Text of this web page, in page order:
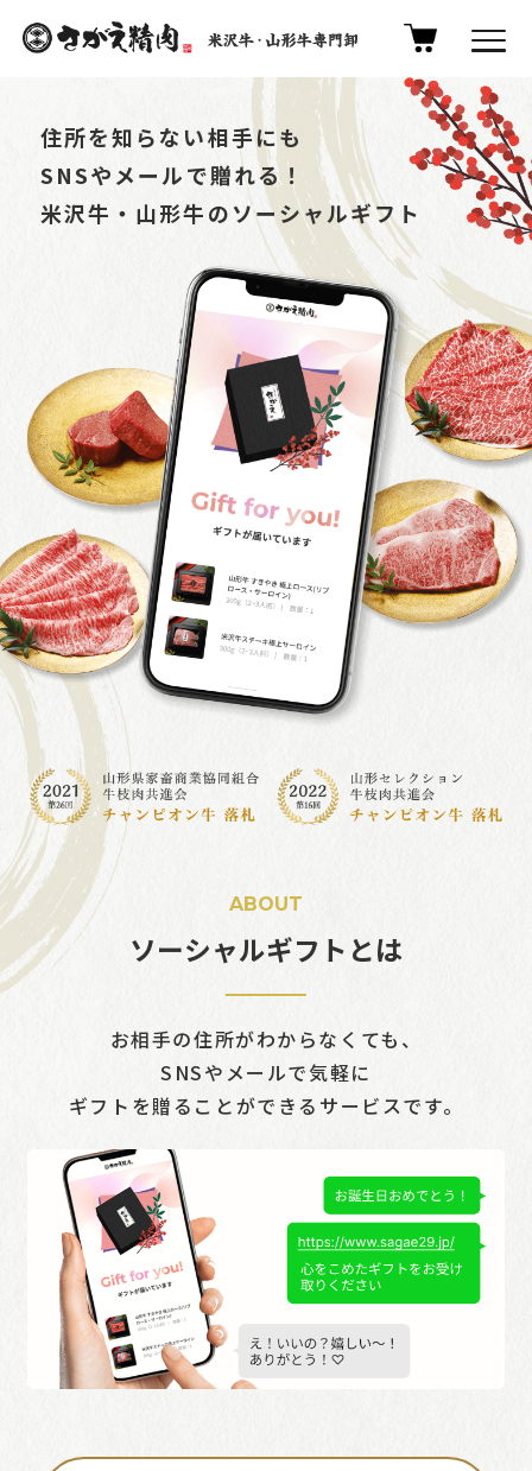
住所を知らない相手にも
SNSやメールで贈れる！
米沢牛・山形牛のソーシャルギフト
ABOUT
ソーシャルギフトとは
お相手の住所がわからなくても、
SNSやメールで気軽に
ギフトを贈ることができるサービスです。